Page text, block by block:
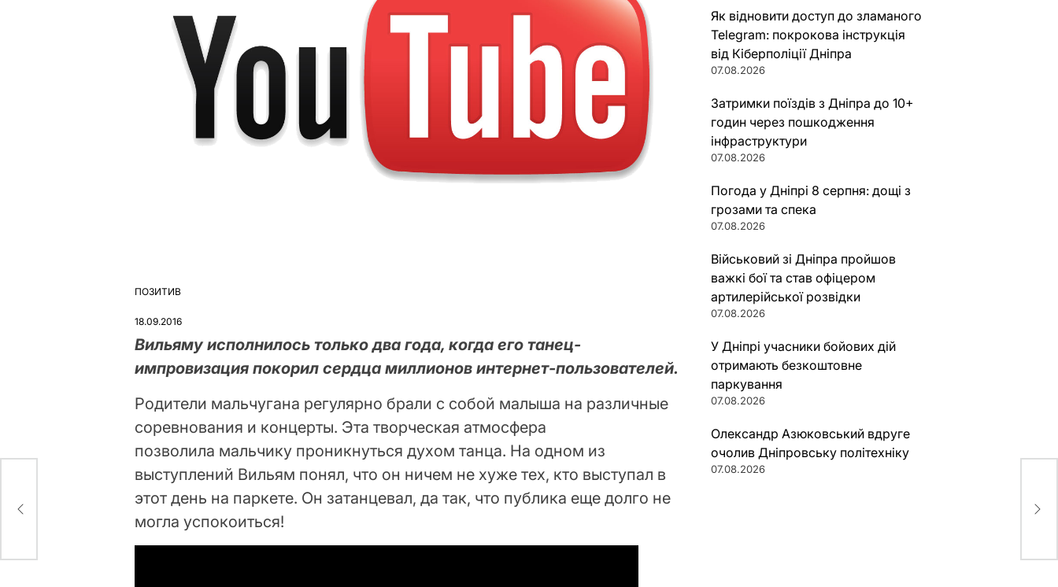
ОПУБЛІКУВАТИ
ПОЗИТИВ
18.09.2016
Вильяму исполнилось только два года, когда его танец-
импровизация покорил сердца миллионов интернет-пользователей.
Родители мальчугана регулярно брали с собой малыша на различные
соревнования и концерты. Эта творческая атмосфера
позволила мальчику проникнуться духом танца. На одном из
выступлений Вильям понял, что он ничем не хуже тех, кто выступал в
этот день на паркете. Он затанцевал, да так, что публика еще долго не
могла успокоиться!
Як відновити доступ до зламаного
Telegram: покрокова інструкція
від Кіберполіції Дніпра
07.08.2026
Затримки поїздів з Дніпра до 10+
годин через пошкодження
інфраструктури
07.08.2026
Погода у Дніпрі 8 серпня: дощі з
грозами та спека
07.08.2026
Військовий зі Дніпра пройшов
важкі бої та став офіцером
артилерійської розвідки
07.08.2026
У Дніпрі учасники бойових дій
отримають безкоштовне
паркування
07.08.2026
Олександр Азюковський вдруге
очолив Дніпровську політехніку
07.08.2026